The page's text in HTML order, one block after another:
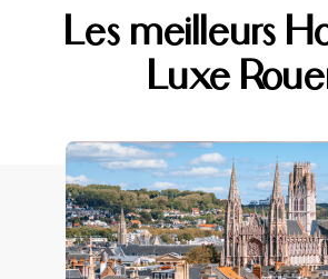
Les meilleurs
Luxe